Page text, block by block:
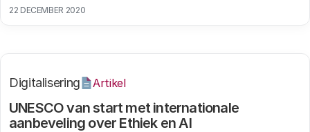
22 DECEMBER 2020
UNESCO van start met internationale
aanbeveling over Ethiek en AI
Digitalisering Artikel